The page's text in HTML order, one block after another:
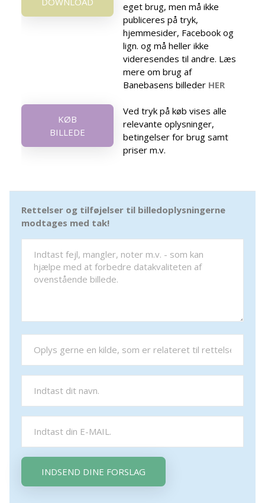
eget brug, men må ikke
publiceres på tryk,
hjemmesider, Facebook og
lign. og må heller ikke
videresendes til andre. Læs
mere om brug af
Banebasens billeder HER
KØB
BILLEDE
Ved tryk på køb vises alle
relevante oplysninger,
betingelser for brug samt
priser m.v.
Rettelser og tilføjelser til billedoplysningerne
modtages med tak!
INDSEND DINE FORSLAG